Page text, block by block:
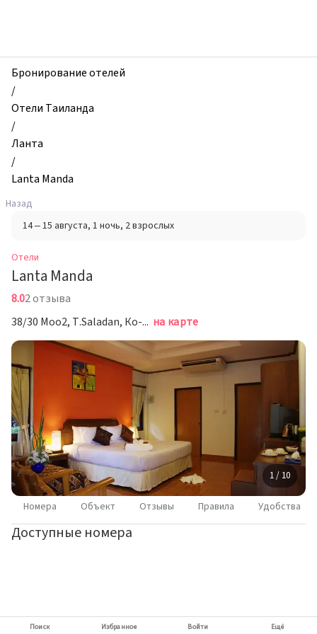
Lanta
Manda,
Ланта,
Таиланд
Бронирование отелей
/
Отели Таиланда
/
Ланта
/
Lanta Manda
Назад
14 – 15 августа, 1 ночь, 2 взрослых
Отели
Lanta Manda
8.02 отзыва
38/30 Moo2, T.Saladan, Ко-Ланта на карте
1 / 10
Номера Объект Отзывы Правила Удобства
Доступные номера
Поиск Избранное Войти Ещё